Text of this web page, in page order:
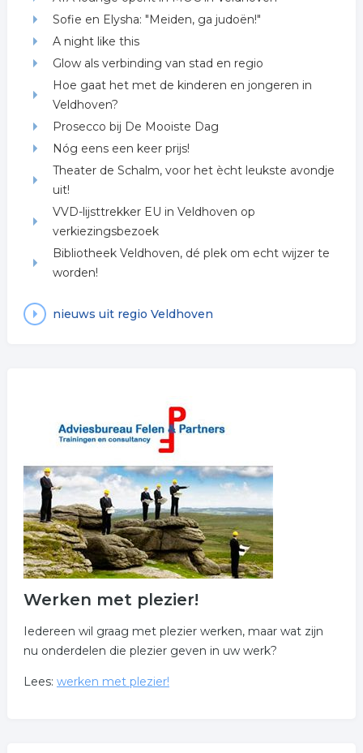
Sofie en Elysha: "Meiden, ga judoën!"
A night like this
Glow als verbinding van stad en regio
Hoe gaat het met de kinderen en jongeren in
Veldhoven?
Prosecco bij De Mooiste Dag
Nóg eens een keer prijs!
Theater de Schalm, voor het ècht leukste avondje
uit!
VVD-lijsttrekker EU in Veldhoven op
verkiezingsbezoek
Bibliotheek Veldhoven, dé plek om echt wijzer te
worden!
nieuws uit regio Veldhoven
Werken met plezier!
Iedereen wil graag met plezier werken, maar wat zijn
nu onderdelen die plezier geven in uw werk?
Lees: werken met plezier!